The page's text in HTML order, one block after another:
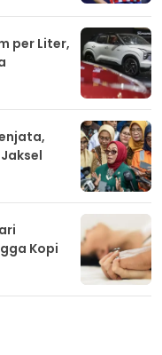
per Liter,
Kopi